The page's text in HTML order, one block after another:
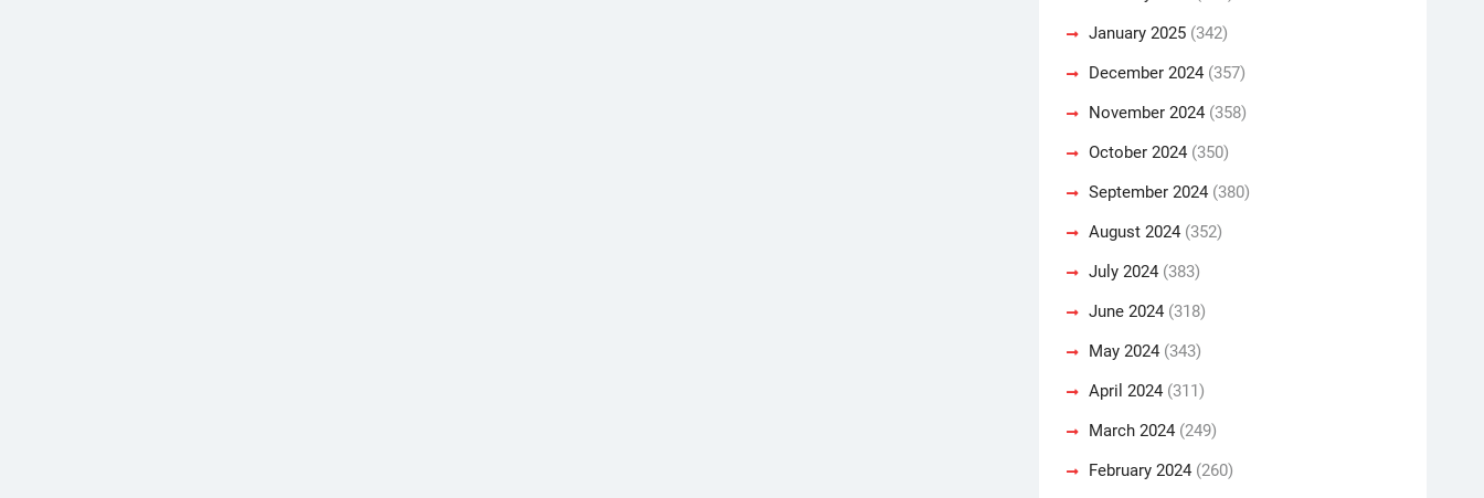
January 2025 (342)
December 2024 (357)
November 2024 (358)
October 2024 (350)
September 2024 (380)
August 2024 (352)
July 2024 (383)
June 2024 (318)
May 2024 (343)
April 2024 (311)
March 2024 (249)
February 2024 (260)